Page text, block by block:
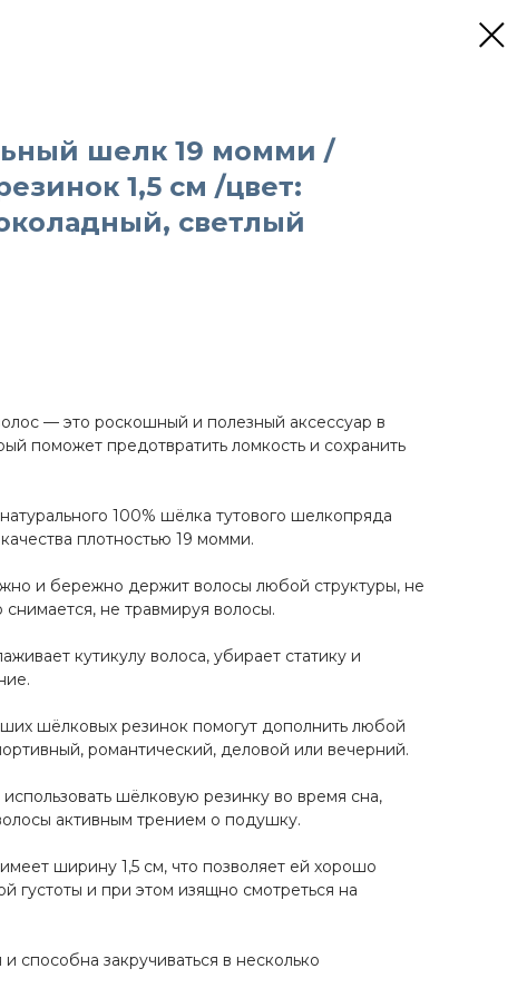
шелк 19 момми /
1,5 см /цвет:
светлый
— это роскошный и полезный аксессуар в
поможет предотвратить ломкость и сохранить
100% шёлка тутового шелкопряда
плотностью 19 момми.
и бережно держит волосы любой структуры, не
снимается, не травмируя волосы.
кутикулу волоса, убирает статику и
шёлковых резинок помогут дополнить любой
романтический, деловой или вечерний.
шёлковую резинку во время сна,
активным трением о подушку.
ширину 1,5 см, что позволяет ей хорошо
густоты и при этом изящно смотреться на
способна закручиваться в несколько